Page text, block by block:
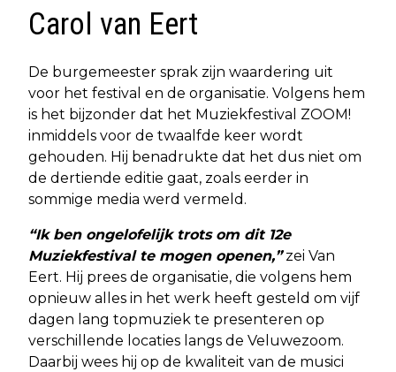
Carol van Eert
De burgemeester sprak zijn waardering uit
voor het festival en de organisatie. Volgens hem
is het bijzonder dat het Muziekfestival ZOOM!
inmiddels voor de twaalfde keer wordt
gehouden. Hij benadrukte dat het dus niet om
de dertiende editie gaat, zoals eerder in
sommige media werd vermeld.
“Ik ben ongelofelijk trots om dit 12e
Muziekfestival te mogen openen,”zei Van
Eert. Hij prees de organisatie, die volgens hem
opnieuw alles in het werk heeft gesteld om vijf
dagen lang topmuziek te presenteren op
verschillende locaties langs de Veluwezoom.
Daarbij wees hij op de kwaliteit van de musici